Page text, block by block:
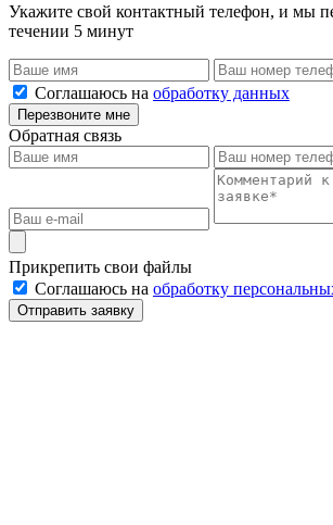
Укажите свой контактный телефон, и мы
течении 5 минут
Соглашаюсь на обработку данных
Перезвоните мне
Обратная связь
Прикрепить свои файлы
Соглашаюсь на обработку
Отправить заявку